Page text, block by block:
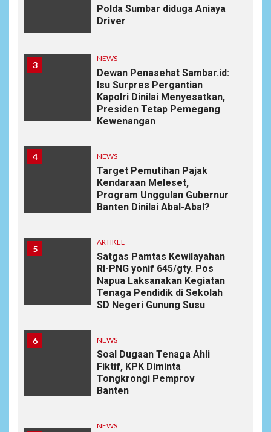
Polda Sumbar diduga Aniaya
Driver
3
NEWS
Dewan Penasehat Sambar.id:
Isu Surpres Pergantian
Kapolri Dinilai Menyesatkan,
Presiden Tetap Pemegang
Kewenangan
4 NEWS
Target Pemutihan Pajak
Kendaraan Meleset,
Program Unggulan Gubernur
Banten Dinilai Abal-Abal?
5
ARTIKEL
Satgas Pamtas Kewilayahan
RI-PNG yonif 645/gty. Pos
Napua Laksanakan Kegiatan
Tenaga Pendidik di Sekolah
SD Negeri Gunung Susu
6 NEWS
Soal Dugaan Tenaga Ahli
Fiktif, KPK Diminta
Tongkrongi Pemprov
Banten
NEWS